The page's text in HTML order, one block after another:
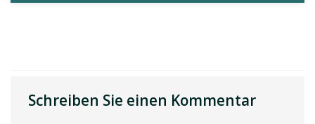
Schreiben Sie einen Kommentar